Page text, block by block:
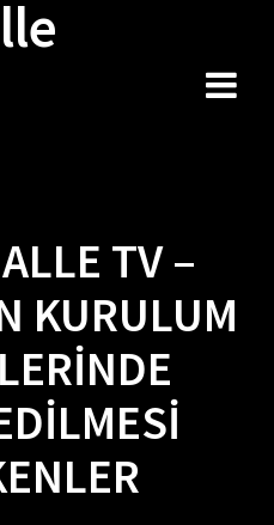
Skip
to
TV –
KURULUM